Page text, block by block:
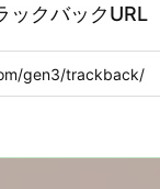
ックバックURL